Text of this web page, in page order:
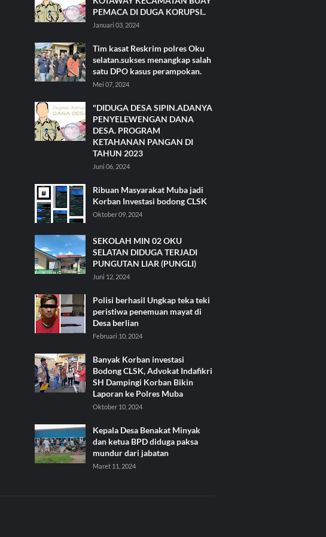
PEMACA DI DUGA KORUPSI..
Januari 03, 2024
Tim kasat Reskrim polres Oku
selatan.sukses menangkap salah
satu DPO kasus perampokan.
Mei 07, 2024
"DIDUGA DESA SIPIN.ADANYA
PENYELEWENGAN DANA
DESA. PROGRAM
KETAHANAN PANGAN DI
TAHUN 2023
Juni 06, 2024
Ribuan Masyarakat Muba jadi
Korban Investasi bodong CLSK
Oktober 09, 2024
SEKOLAH MIN 02 OKU
SELATAN DIDUGA TERJADI
PUNGUTAN LIAR (PUNGLI)
Juni 12, 2024
Polisi berhasil Ungkap teka teki
peristiwa penemuan mayat di
Desa berlian
Februari 10, 2024
Banyak Korban investasi
Bodong CLSK, Advokat Indafikri
SH Dampingi Korban Bikin
Laporan ke Polres Muba
Oktober 10, 2024
Kepala Desa Benakat Minyak
dan ketua BPD diduga paksa
mundur dari jabatan
Maret 11, 2024